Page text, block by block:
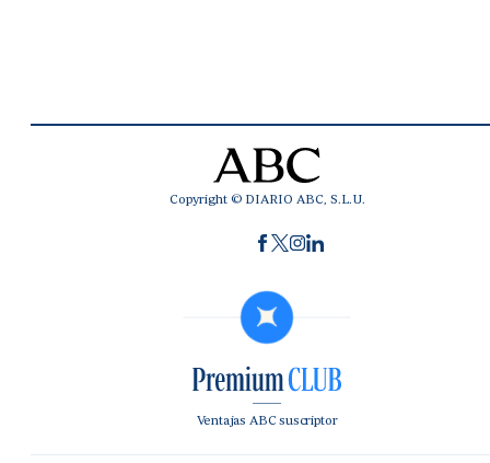
Copyright © DIARIO ABC, S.L.U.
Ventajas ABC suscriptor